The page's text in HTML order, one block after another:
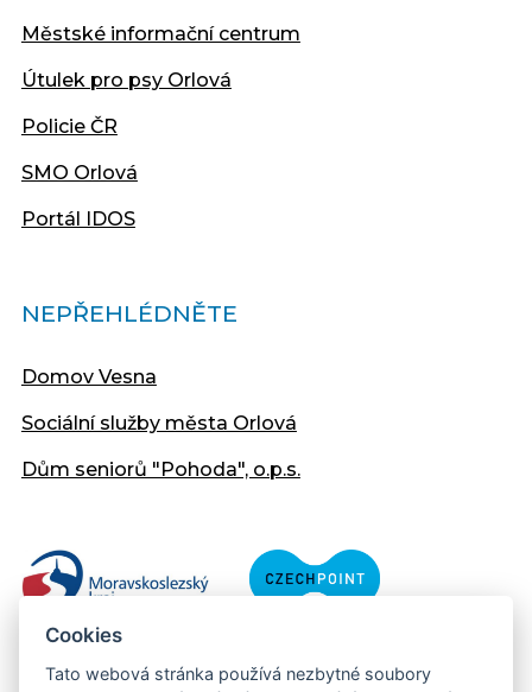
Městské informační centrum
Útulek pro psy Orlová
Policie ČR
SMO Orlová
Portál IDOS
NEPŘEHLÉDNĚTE
Domov Vesna
Sociální služby města Orlová
Dům seniorů "Pohoda", o.p.s.
Cookies
Tato webová stránka používá nezbytné soubory